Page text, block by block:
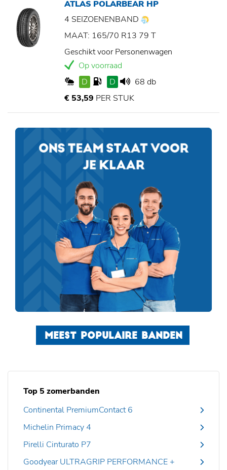
ATLAS POLARBEAR HP
4 SEIZOENENBAND
MAAT: 165/70 R13 79 T
Geschikt voor Personenwagen
Op voorraad
D
D
68 db
€ 53,59 PER STUK
MEEST POPULAIRE BANDEN
Top 5 zomerbanden
Continental PremiumContact 6
Michelin Primacy 4
Pirelli Cinturato P7
Goodyear ULTRAGRIP PERFORMANCE +